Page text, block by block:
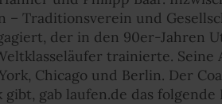
– Traditionsverein und
der in den 90er-Jahren
trainierte.
Chicago und Berlin. Der
gibt, gab laufen.de das